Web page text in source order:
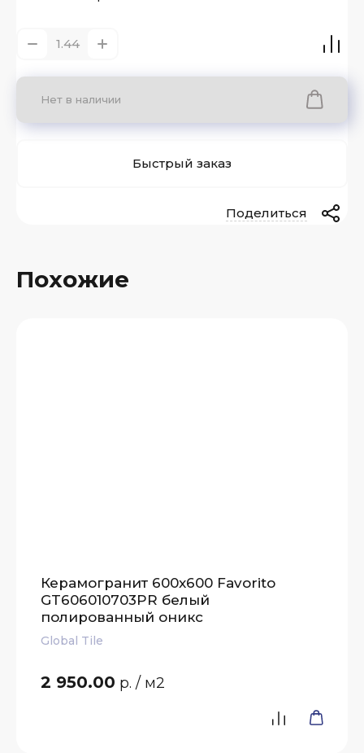
Нет в наличии
Быстрый заказ
Поделиться
Похожие
Керамогранит 600x600 Favorito
GT606010703PR белый
полированный оникс
Global Tile
2 950.00 р. / м2